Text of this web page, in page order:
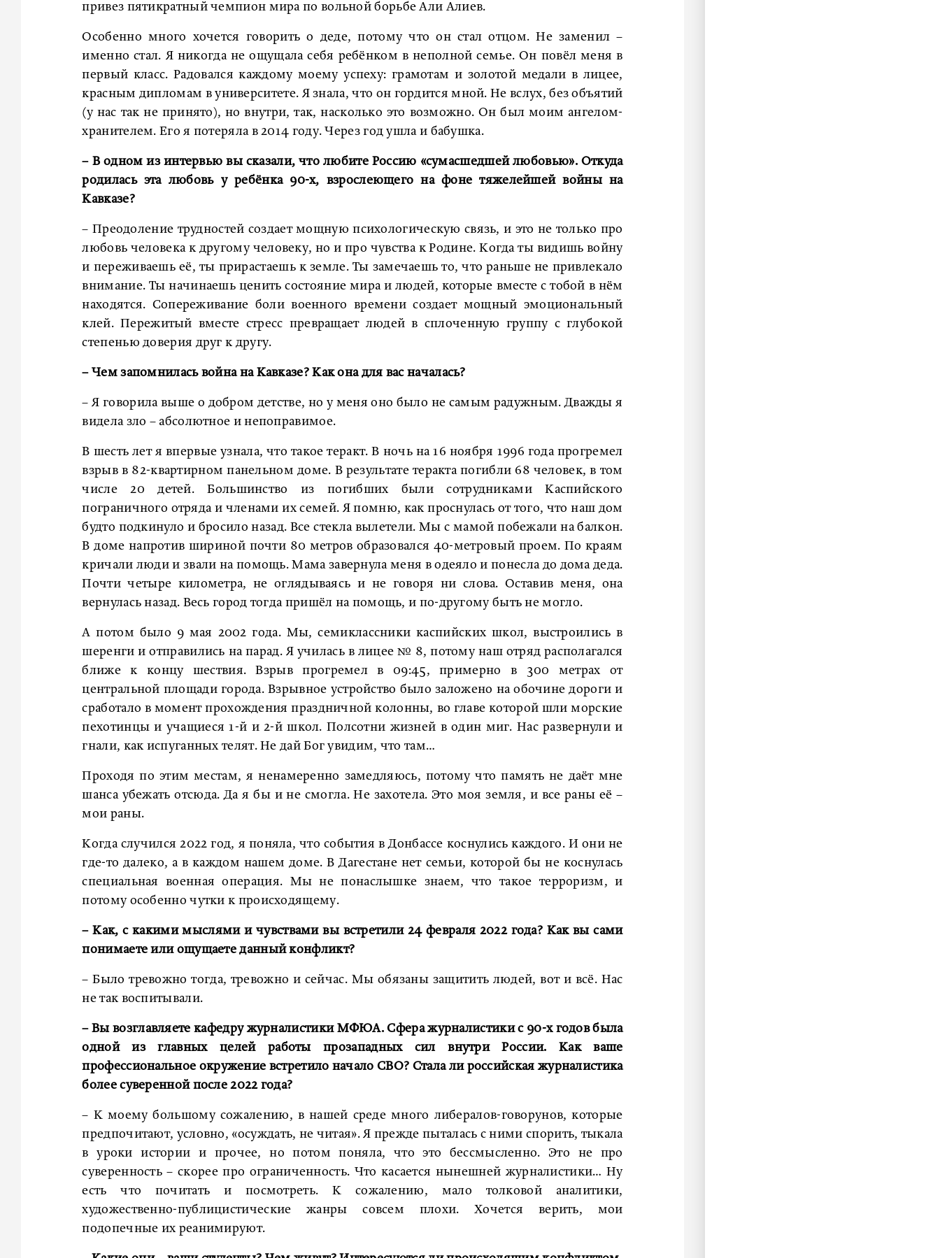
привез пятикратный чемпион мира по вольной борьбе Али Алиев.
Особенно много хочется говорить о деде, потому что он стал отцом. Не заменил –
именно стал. Я никогда не ощущала себя ребёнком в неполной семье. Он повёл меня в
первый класс. Радовался каждому моему успеху: грамотам и золотой медали в лицее,
красным дипломам в университете. Я знала, что он гордится мной. Не вслух, без объятий
(у нас так не принято), но внутри, так, насколько это возможно. Он был моим ангелом-
хранителем. Его я потеряла в 2014 году. Через год ушла и бабушка.
– В одном из интервью вы сказали, что любите Россию «сумасшедшей любовью». Откуда
родилась эта любовь у ребёнка 90-х, взрослеющего на фоне тяжелейшей войны на
Кавказе?
– Преодоление трудностей создает мощную психологическую связь, и это не только про
любовь человека к другому человеку, но и про чувства к Родине. Когда ты видишь войну
и переживаешь её, ты прирастаешь к земле. Ты замечаешь то, что раньше не привлекало
внимание. Ты начинаешь ценить состояние мира и людей, которые вместе с тобой в нём
находятся. Сопереживание боли военного времени создает мощный эмоциональный
клей. Пережитый вместе стресс превращает людей в сплоченную группу с глубокой
степенью доверия друг к другу.
– Чем запомнилась война на Кавказе? Как она для вас началась?
– Я говорила выше о добром детстве, но у меня оно было не самым радужным. Дважды я
видела зло – абсолютное и непоправимое.
В шесть лет я впервые узнала, что такое теракт. В ночь на 16 ноября 1996 года прогремел
взрыв в 82-квартирном панельном доме. В результате теракта погибли 68 человек, в том
числе 20 детей. Большинство из погибших были сотрудниками Каспийского
пограничного отряда и членами их семей. Я помню, как проснулась от того, что наш дом
будто подкинуло и бросило назад. Все стекла вылетели. Мы с мамой побежали на балкон.
В доме напротив шириной почти 80 метров образовался 40-метровый проем. По краям
кричали люди и звали на помощь. Мама завернула меня в одеяло и понесла до дома деда.
Почти четыре километра, не оглядываясь и не говоря ни слова. Оставив меня, она
вернулась назад. Весь город тогда пришёл на помощь, и по-другому быть не могло.
А потом было 9 мая 2002 года. Мы, семиклассники каспийских школ, выстроились в
шеренги и отправились на парад. Я училась в лицее № 8, потому наш отряд располагался
ближе к концу шествия. Взрыв прогремел в 09:45, примерно в 300 метрах от
центральной площади города. Взрывное устройство было заложено на обочине дороги и
сработало в момент прохождения праздничной колонны, во главе которой шли морские
пехотинцы и учащиеся 1-й и 2-й школ. Полсотни жизней в один миг. Нас развернули и
гнали, как испуганных телят. Не дай Бог увидим, что там…
Проходя по этим местам, я ненамеренно замедляюсь, потому что память не даёт мне
шанса убежать отсюда. Да я бы и не смогла. Не захотела. Это моя земля, и все раны её –
мои раны.
Когда случился 2022 год, я поняла, что события в Донбассе коснулись каждого. И они не
где-то далеко, а в каждом нашем доме. В Дагестане нет семьи, которой бы не коснулась
специальная военная операция. Мы не понаслышке знаем, что такое терроризм, и
потому особенно чутки к происходящему.
– Как, с какими мыслями и чувствами вы встретили 24 февраля 2022 года? Как вы сами
понимаете или ощущаете данный конфликт?
– Было тревожно тогда, тревожно и сейчас. Мы обязаны защитить людей, вот и всё. Нас
не так воспитывали.
– Вы возглавляете кафедру журналистики МФЮА. Сфера журналистики с 90-х годов была
одной из главных целей работы прозападных сил внутри России. Как ваше
профессиональное окружение встретило начало СВО? Стала ли российская журналистика
более суверенной после 2022 года?
– К моему большому сожалению, в нашей среде много либералов-говорунов, которые
предпочитают, условно, «осуждать, не читая». Я прежде пыталась с ними спорить, тыкала
в уроки истории и прочее, но потом поняла, что это бессмысленно. Это не про
суверенность – скорее про ограниченность. Что касается нынешней журналистики… Ну
есть что почитать и посмотреть. К сожалению, мало толковой аналитики,
художественно-публицистические жанры совсем плохи. Хочется верить, мои
подопечные их реанимируют.